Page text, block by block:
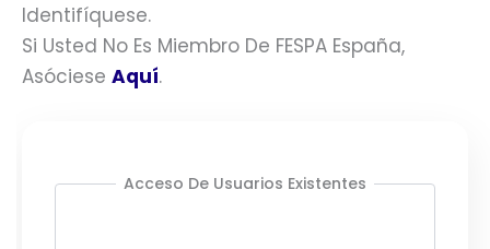
Identifíquese.
Si Usted No Es Miembro De FESPA España,
Asóciese Aquí.
Acceso De Usuarios Existentes